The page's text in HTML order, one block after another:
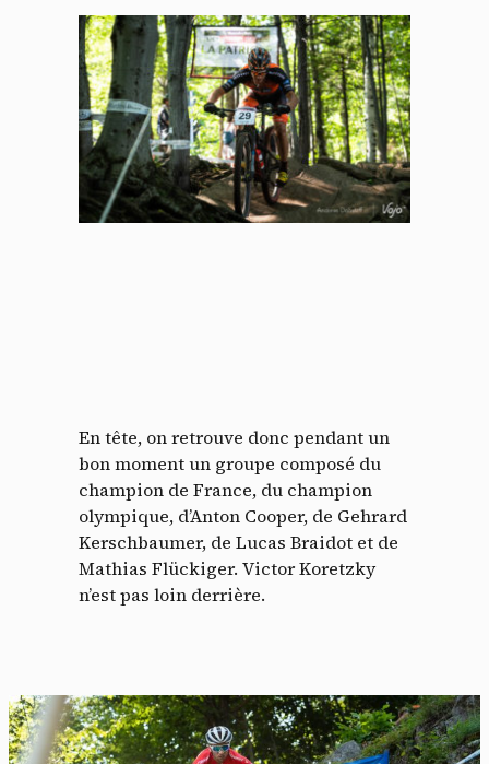
En tête, on retrouve donc pendant un
bon moment un groupe composé du
champion de France, du champion
olympique, d’Anton Cooper, de Gehrard
Kerschbaumer, de Lucas Braidot et de
Mathias Flückiger. Victor Koretzky
n’est pas loin derrière.